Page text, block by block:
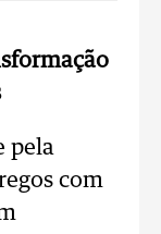
pela
com